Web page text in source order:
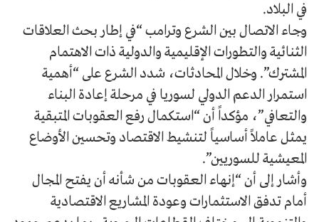
في البلاد.
وجاء الاتصال بين الشرع وترامب “في إطار بحث العلاقات
الثنائية والتطورات الإقليمية والدولية ذات الاهتمام
المشترك”. وخلال المحادثات، شدد الشرع على “أهمية
استمرار الدعم الدولي لسوريا في مرحلة إعادة البناء
والتعافي”، مؤكداً أن “استكمال رفع العقوبات المتبقية
يمثل عاملاً أساسياً لتنشيط الاقتصاد وتحسين الأوضاع
المعيشية للسوريين”.
وأشار إلى أن “إنهاء العقوبات من شأنه أن يفتح المجال
أمام تدفق الاستثمارات وعودة المشاريع الاقتصادية